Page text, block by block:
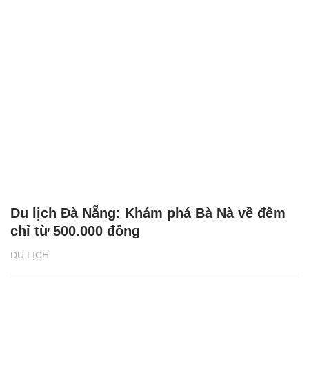
DU LỊCH
Du lịch Đà Nẵng: Khám phá Bà Nà về đêm
chỉ từ 500.000 đồng